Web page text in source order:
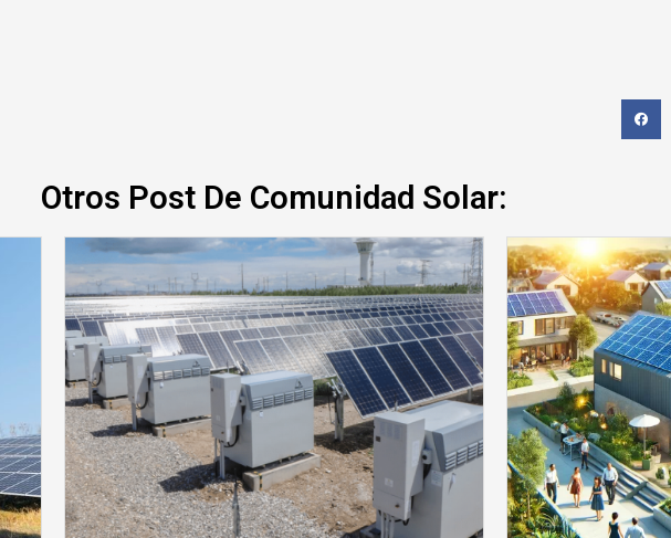
Otros Post De Comunidad Solar: